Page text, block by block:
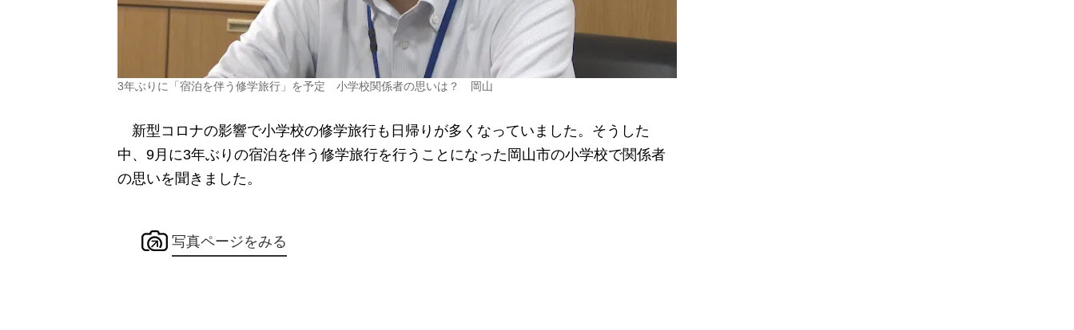
3年ぶりに「宿泊を伴う修学旅行」を予定 小学校関係者の思いは？ 岡山
新型コロナの影響で小学校の修学旅行も日帰りが多くなっていました。そうした
中、9月に3年ぶりの宿泊を伴う修学旅行を行うことになった岡山市の小学校で関係者
の思いを聞きました。
写真ページをみる